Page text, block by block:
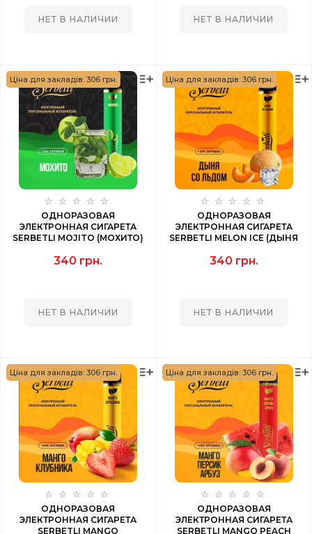
НЕТ В НАЛИЧИИ НЕТ В НАЛИЧИИ
Ціна для закладів: 306 грн.
ОДНОРАЗОВАЯ
ЭЛЕКТРОННАЯ СИГАРЕТА
SERBETLI MOJITO (МОХИТО)
340 грн.
НЕТ В НАЛИЧИИ
Ціна для закладів: 306 грн.
ОДНОРАЗОВАЯ
ЭЛЕКТРОННАЯ СИГАРЕТА
SERBETLI MELON ICE (ДЫНЯ
340 грн.
НЕТ В НАЛИЧИИ
Ціна для закладів: 306 грн.
ОДНОРАЗОВАЯ
ЭЛЕКТРОННАЯ СИГАРЕТА
SERBETLI MANGO
Ціна для закладів: 306 грн.
ОДНОРАЗОВАЯ
ЭЛЕКТРОННАЯ СИГАРЕТА
SERBETLI MANGO PEACH